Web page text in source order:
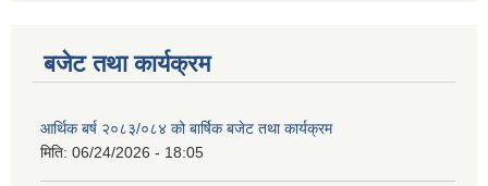
बजेट तथा कार्यक्रम
आर्थिक बर्ष २०८३/०८४ को बार्षिक बजेट तथा कार्यक्रम
मिति: 06/24/2026 - 18:05